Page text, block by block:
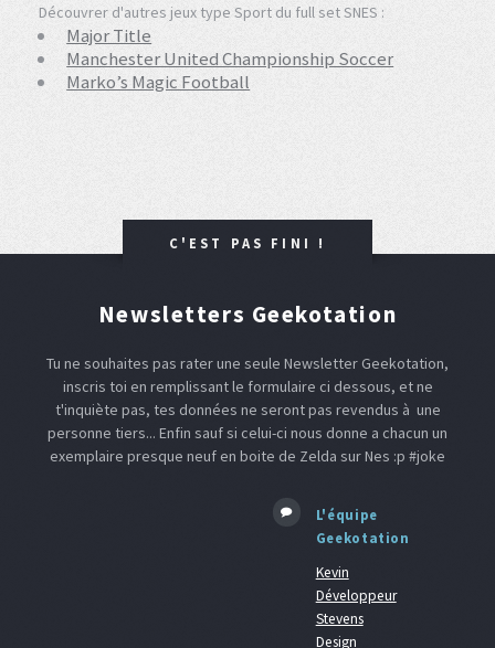
Découvrer d'autres jeux type Sport du full set SNES :
Major Title
Manchester United Championship Soccer
Marko’s Magic Football
C'EST PAS FINI !
Newsletters Geekotation
Tu ne souhaites pas rater une seule Newsletter Geekotation,
inscris toi en remplissant le formulaire ci dessous, et ne
t'inquiète pas, tes données ne seront pas revendus à une
personne tiers... Enfin sauf si celui-ci nous donne a chacun un
exemplaire presque neuf en boite de Zelda sur Nes :p #joke
L'équipe
Geekotation
Kevin
Développeur
Stevens
Design